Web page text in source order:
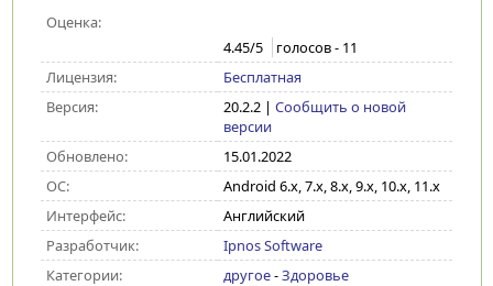
Оценка:
4.45/5 голосов - 11
Лицензия:
Бесплатная
Версия:
20.2.2| Сообщить о новой
версии
Обновлено:
15.01.2022
ОС:
Android 6.x, 7.x, 8.x, 9.x, 10.x, 11.x
Интерфейс:
Английский
Разработчик:
Ipnos Software
Категории:
другое-Здоровье